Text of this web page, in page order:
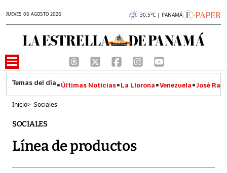
JUEVES 06 AGOSTO 2026 30.5°C | PANAMÁ
Últimas Noticias La Llorona Venezuela José
Inicio> Sociales
SOCIALES
Línea de productos